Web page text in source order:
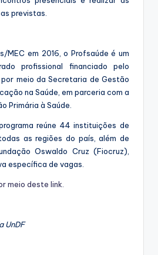
previstas.
MEC em 2016, o Profsaúde é um
profissional financiado pelo
meio da Secretaria de Gestão
na Saúde, em parceria com a
Primária à Saúde.
reúne 44 instituições de
as regiões do país, além de
Oswaldo Cruz (Fiocruz),
específica de vagas.
meio deste link.
UnDF